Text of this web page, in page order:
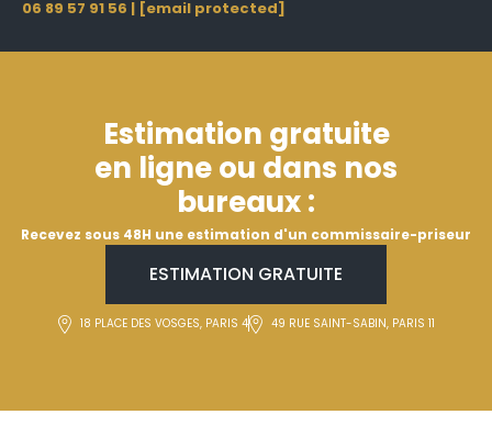
06 89 57 91 56 | [email protected]
Estimation gratuite
en ligne ou dans nos
bureaux :
Recevez sous 48H une estimation d'un commissaire-priseur
ESTIMATION GRATUITE
18 PLACE DES VOSGES, PARIS 4 49 RUE SAINT-SABIN, PARIS 11